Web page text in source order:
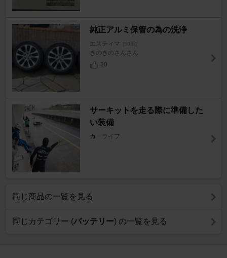
純正アルミ保管の為の洗浄
エスティマ [50系]
きのきのさんさん
30
サーキットを走る際に準備した
い装備
カーライフ
同じ商品の一覧を見る
同じカテゴリー (バッテリー) の一覧を見る